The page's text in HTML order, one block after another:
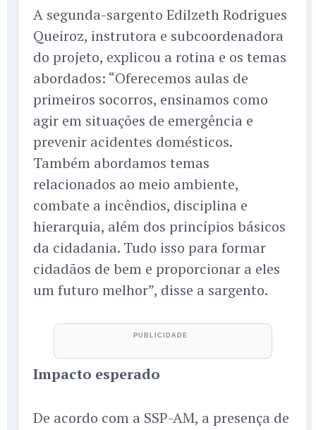
A segunda-sargento Edilzeth Rodrigues
Queiroz, instrutora e subcoordenadora
do projeto, explicou a rotina e os temas
abordados: “Oferecemos aulas de
primeiros socorros, ensinamos como
agir em situações de emergência e
prevenir acidentes domésticos.
Também abordamos temas
relacionados ao meio ambiente,
combate a incêndios, disciplina e
hierarquia, além dos princípios básicos
da cidadania. Tudo isso para formar
cidadãos de bem e proporcionar a eles
um futuro melhor”, disse a sargento.
Impacto esperado
De acordo com a SSP-AM, a presença de